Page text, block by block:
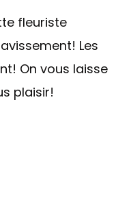
fleuriste
Les
On vous laisse
plaisir!